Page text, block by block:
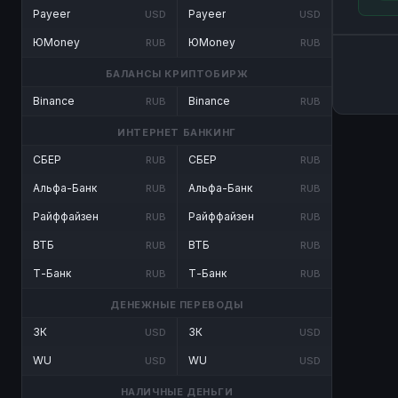
Payeer USD
ЮMoney RUB
Payeer USD
ЮMoney RUB
БАЛАНСЫ КРИПТОБИРЖ
Binance RUB Binance RUB
ИНТЕРНЕТ БАНКИНГ
СБЕР RUB
Альфа-Банк RUB
Райффайзен RUB
ВТБ RUB
Т-Банк RUB
СБЕР RUB
Альфа-Банк RUB
Райффайзен RUB
ВТБ RUB
Т-Банк RUB
ДЕНЕЖНЫЕ ПЕРЕВОДЫ
ЗК USD
WU USD
ЗК USD
WU USD
НАЛИЧНЫЕ ДЕНЬГИ